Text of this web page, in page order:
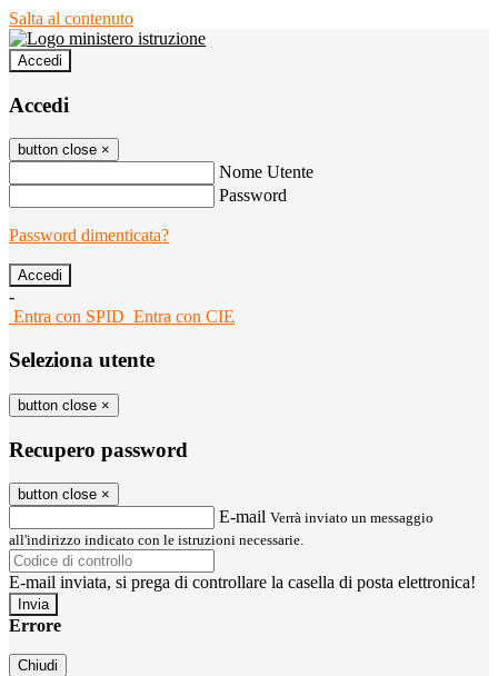
Salta al contenuto
Accedi
Accedi
button close ×
Nome Utente
Password
Password dimenticata?
-
Entra con SPID Entra con CIE
Seleziona utente
button close ×
Recupero password
button close ×
E-mail Verrà inviato un messaggio
all'indirizzo indicato con le istruzioni necessarie.
E-mail inviata, si prega di controllare la casella di posta elettronica!
Errore
Chiudi